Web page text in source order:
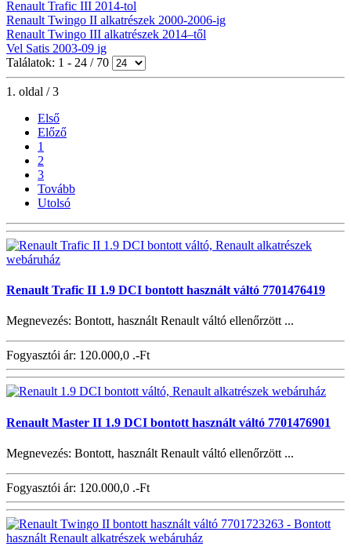
Renault Trafic III 2014-tol
Renault Twingo II alkatrészek 2000-2006-ig
Renault Twingo III alkatrészek 2014–től
Vel Satis 2003-09 ig
Találatok: 1 - 24 / 70
1. oldal / 3
Első
Előző
1
2
3
Tovább
Utolsó
Renault Trafic II 1.9 DCI bontott használt váltó 7701476419
Megnevezés: Bontott, használt Renault váltó ellenőrzött ...
Fogyasztói ár: 120.000,0 .-Ft
Renault Master II 1.9 DCI bontott használt váltó 7701476901
Megnevezés: Bontott, használt Renault váltó ellenőrzött ...
Fogyasztói ár: 120.000,0 .-Ft